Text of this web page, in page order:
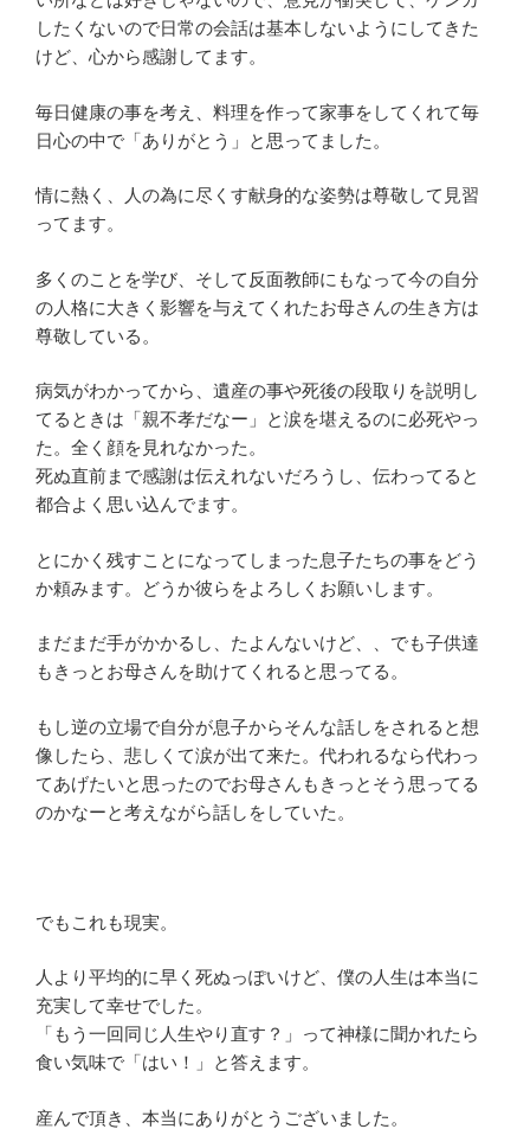
したくないので日常の会話は基本しないようにしてきた
けど、心から感謝してます。
毎日健康の事を考え、料理を作って家事をしてくれて毎
日心の中で「ありがとう」と思ってました。
情に熱く、人の為に尽くす献身的な姿勢は尊敬して見習
ってます。
多くのことを学び、そして反面教師にもなって今の自分
の人格に大きく影響を与えてくれたお母さんの生き方は
尊敬している。
病気がわかってから、遺産の事や死後の段取りを説明し
てるときは「親不孝だなー」と涙を堪えるのに必死やっ
た。全く顔を見れなかった。
死ぬ直前まで感謝は伝えれないだろうし、伝わってると
都合よく思い込んでます。
とにかく残すことになってしまった息子たちの事をどう
か頼みます。どうか彼らをよろしくお願いします。
まだまだ手がかかるし、たよんないけど、、でも子供達
もきっとお母さんを助けてくれると思ってる。
もし逆の立場で自分が息子からそんな話しをされると想
像したら、悲しくて涙が出て来た。代われるなら代わっ
てあげたいと思ったのでお母さんもきっとそう思ってる
のかなーと考えながら話しをしていた。
でもこれも現実。
人より平均的に早く死ぬっぽいけど、僕の人生は本当に
充実して幸せでした。
「もう一回同じ人生やり直す？」って神様に聞かれたら
食い気味で「はい！」と答えます。
産んで頂き、本当にありがとうございました。